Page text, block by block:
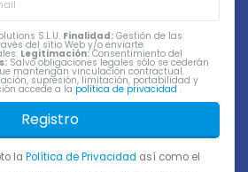
S.L.U. Finalidad: Gestión de las
del sitio Web y/o enviarte
Legitimación:Consentimiento del
Salvo obligaciones legales sólo se cederán
mantengan vinculación contractual.
supresión, limitación, portabilidad y
accede a la política de privacidad .
Registro
la Política de Privacidad así como el